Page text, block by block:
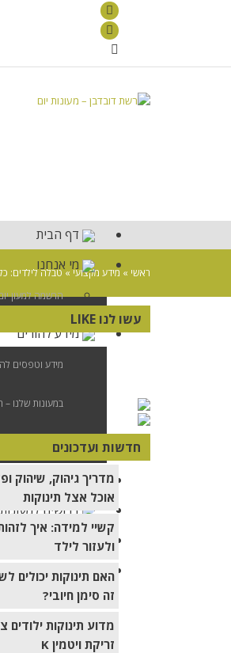
דף הבית
מי אנחנו
הרשמה למעון
מידע להורים
מידע וטפסים
במעונות שלנו –
דבר ההורים –
מצא מעון
דרושים למעונות
מידע מקצועי
חדשות
ראשי » מידע מקצועי » טבלה לילדים:
עשו לנו LIKE
חדשות ועדכונים
מדריך גיהוק, שיהוק
אוכל אצל תינוקות
קשיי למידה: איך
ולעזור לילד
האם תינוקות יכולים
זה סימן חיובי?
מדוע תינוקות ילודים
זריקת ויטמין K